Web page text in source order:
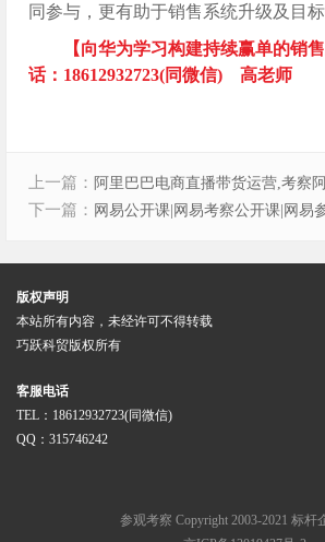
同参与，更有助于销售系统升级及目标
【向华为学习构建持续赢单的销
话：18612932723(同微信) 高老师
上一篇： 阿里巴巴电商直播带货运营,考察
下一篇： 网易公开课|网易考察公开课|网易
版权声明
本站所有内容，未经许可不得转载
巧跃科贸版权所有
客服电话
TEL：18612932723(同微信)
QQ：315746242
参观考察 Copyright 2003-2021 标杆